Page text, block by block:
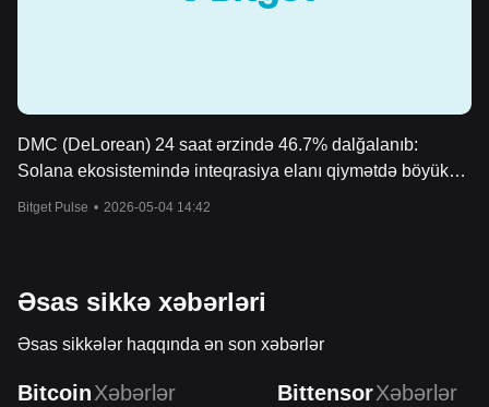
DMC (DeLorean) 24 saat ərzində 46.7% dalğalanıb:
Solana ekosistemində inteqrasiya elanı qiymətdə böyük
Bitget Pulse • 2026-05-04 14:42
Əsas sikkə xəbərləri
Əsas sikkələr haqqında ən son xəbərlər
BitcoinXəbərlər BittensorXəbərlər